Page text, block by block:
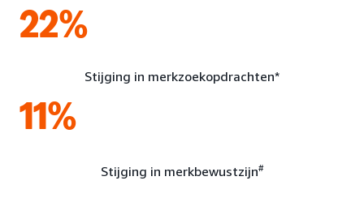
22%
Stijging in merkzoekopdrachten*
11%
Stijging in merkbewustzijn#